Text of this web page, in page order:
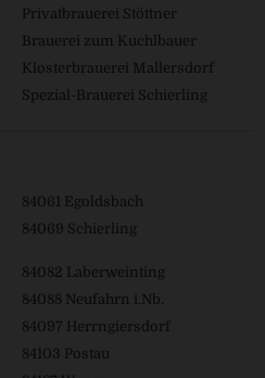
Privatbrauerei Stöttner
Brauerei zum Kuchlbauer
Klosterbrauerei Mallersdorf
Spezial-Brauerei Schierling
84061 Egoldsbach
84069 Schierling
84082 Laberweinting
84088 Neufahrn i.Nb.
84097 Herrngiersdorf
84103 Postau